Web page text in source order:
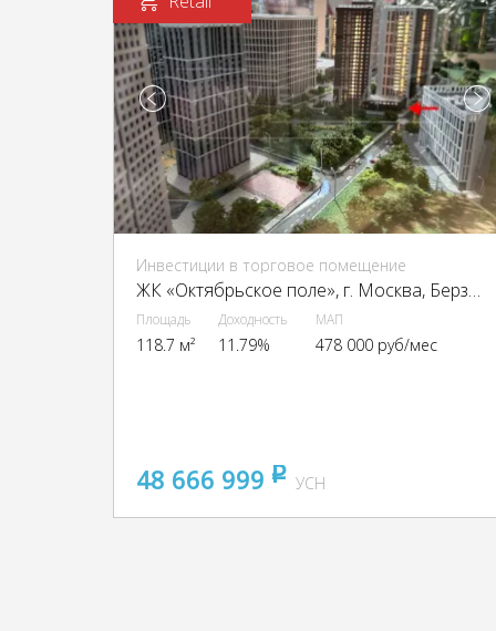
Инвестиции в торговое помещение
ЖК «Октябрьское поле», г. Москва, Берзарина ул., 32
Площадь
118.7 м²
Доходность
11.79%
МАП
478 000 руб/мес
48 666 999 pуб
УСН